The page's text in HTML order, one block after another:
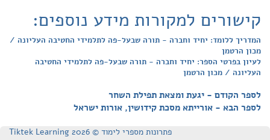
קישורים למקורות מידע נוספים:
המדריך ללומד: יחיד וחברה - תורה שבעל-פה לתלמידי החטיבה העליונה /
מכון הרטמן
לעיון בפרטי הספר: יחיד וחברה - תורה שבעל-פה לתלמידי החטיבה
העליונה / מכון הרטמן
לספר הקודם - יגעת ומצאת תפילת השחר
לספר הבא - אורייתא מסכת קידושין, אורות ישראל
פתרונות מספרי לימוד © Tiktek Learning 2026